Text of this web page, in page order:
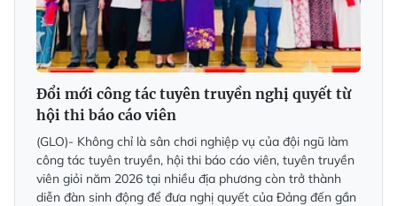
Đổi mới công tác tuyên truyền nghị quyết từ
hội thi báo cáo viên
(GLO)- Không chỉ là sân chơi nghiệp vụ của đội ngũ làm
công tác tuyên truyền, hội thi báo cáo viên, tuyên truyền
viên giỏi năm 2026 tại nhiều địa phương còn trở thành
diễn đàn sinh động để đưa nghị quyết của Đảng đến gần